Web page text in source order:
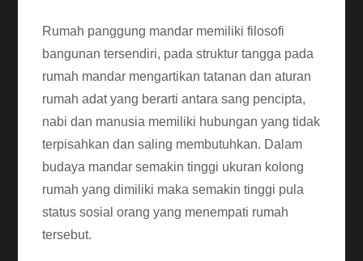
Rumah panggung mandar memiliki filosofi
bangunan tersendiri, pada struktur tangga pada
rumah mandar mengartikan tatanan dan aturan
rumah adat yang berarti antara sang pencipta,
nabi dan manusia memiliki hubungan yang tidak
terpisahkan dan saling membutuhkan. Dalam
budaya mandar semakin tinggi ukuran kolong
rumah yang dimiliki maka semakin tinggi pula
status sosial orang yang menempati rumah
tersebut.